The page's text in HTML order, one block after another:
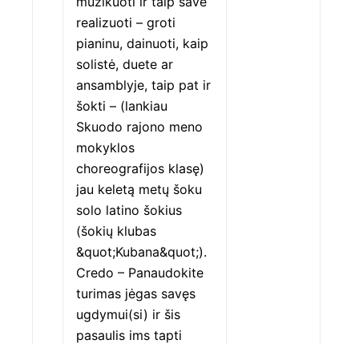
realizuoti – groti
pianinu, dainuoti, kaip
solistė, duete ar
ansamblyje, taip pat ir
šokti – (lankiau
Skuodo rajono meno
mokyklos
choreografijos klasę)
jau keletą metų šoku
solo latino šokius
(šokių klubas
&quot;Kubana&quot;).
Credo – Panaudokite
turimas jėgas savęs
ugdymui(si) ir šis
pasaulis ims tapti